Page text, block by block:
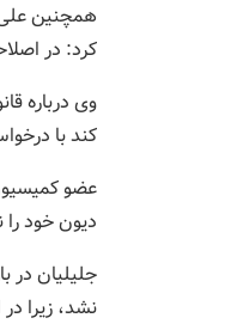
کرد: در
وی درباره
کند با
عضو
دیون خود را
جلیلیان در
نشد، زیرا